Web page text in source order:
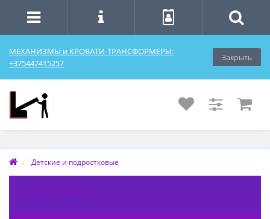
МЕХАНИЗМЫ и КРОВАТИ-ТРАНСФОРМЕРЫ:
+375447415257
Закрыть
Детские и подростковые